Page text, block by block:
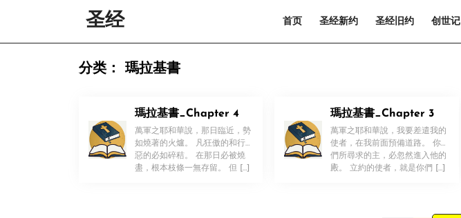
圣经 首页 圣经新约 圣经旧约 创世记
分类： 瑪拉基書
瑪拉基書_Chapter 4
萬軍之耶和華說，那日臨近，勢
如燒著的火爐。 凡狂傲的和行
惡的必如碎秸。 在那日必被燒
盡，根本枝條一無存留。 但 […]
！
瑪拉基書_Chapter 3
萬軍之耶和華說，我要差遣我的
使者，在我前面預備道路。 你
們所尋求的主，必忽然進入他的
殿。 立約的使者，就是你們 […]
！